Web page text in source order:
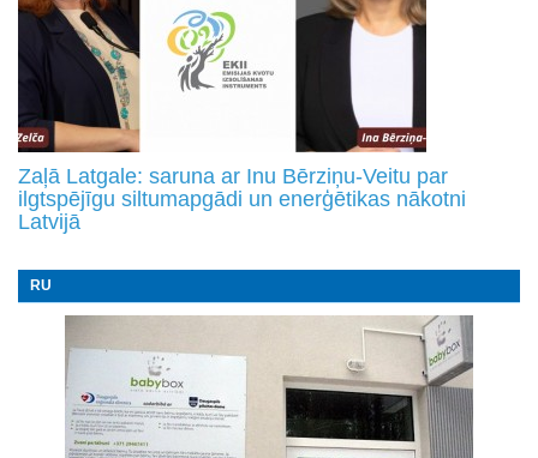
Zaļā Latgale: saruna ar Inu Bērziņu-Veitu par
ilgtspējīgu siltumapgādi un enerģētikas nākotni
Latvijā
RU